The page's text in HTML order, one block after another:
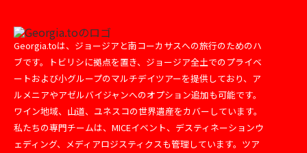
Georgia.toは、ジョージアと南コーカサスへの旅行のためのハ
ブです。トビリシに拠点を置き、ジョージア全土でのプライベ
ートおよび小グループのマルチデイツアーを提供しており、ア
ルメニアやアゼルバイジャンへのオプション追加も可能です。
ワイン地域、山道、ユネスコの世界遺産をカバーしています。
私たちの専門チームは、MICEイベント、デスティネーションウ
ェディング、メディアロジスティクスも管理しています。ツア